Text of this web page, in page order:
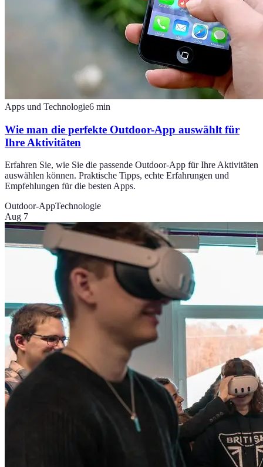
Apps und Technologie6 min
Wie man die perfekte Outdoor-App auswählt für
Ihre Aktivitäten
Erfahren Sie, wie Sie die passende Outdoor-App für Ihre Aktivitäten
auswählen können. Praktische Tipps, echte Erfahrungen und
Empfehlungen für die besten Apps.
Outdoor-AppTechnologie
Aug 7